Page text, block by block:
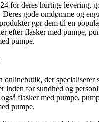
for deres hurtige levering,
Deres gode omdømme og
gør dem til en
efter flasker med pumpe,
pumpe.
onlinebutik, der specialiserer
inden for sundhed og
flasker med pumpe,
pumpe.